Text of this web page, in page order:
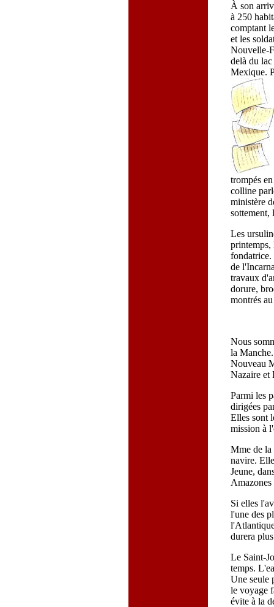
À son
à 250
comptant
et les
Nouvelle-
delà du
Mexique.
trompés
colline
ministère
sottement,
Les
printemps,
de
travaux
dorure,
montrés
Nous
la
Nouveau
Nazaire et
Parmi les
dirigées
Elles sont
mission à
Mme de la
navire.
Jeune,
Si elles
l'une des
durera
Le Saint-
temps.
Une seule
le voyage
évite à la